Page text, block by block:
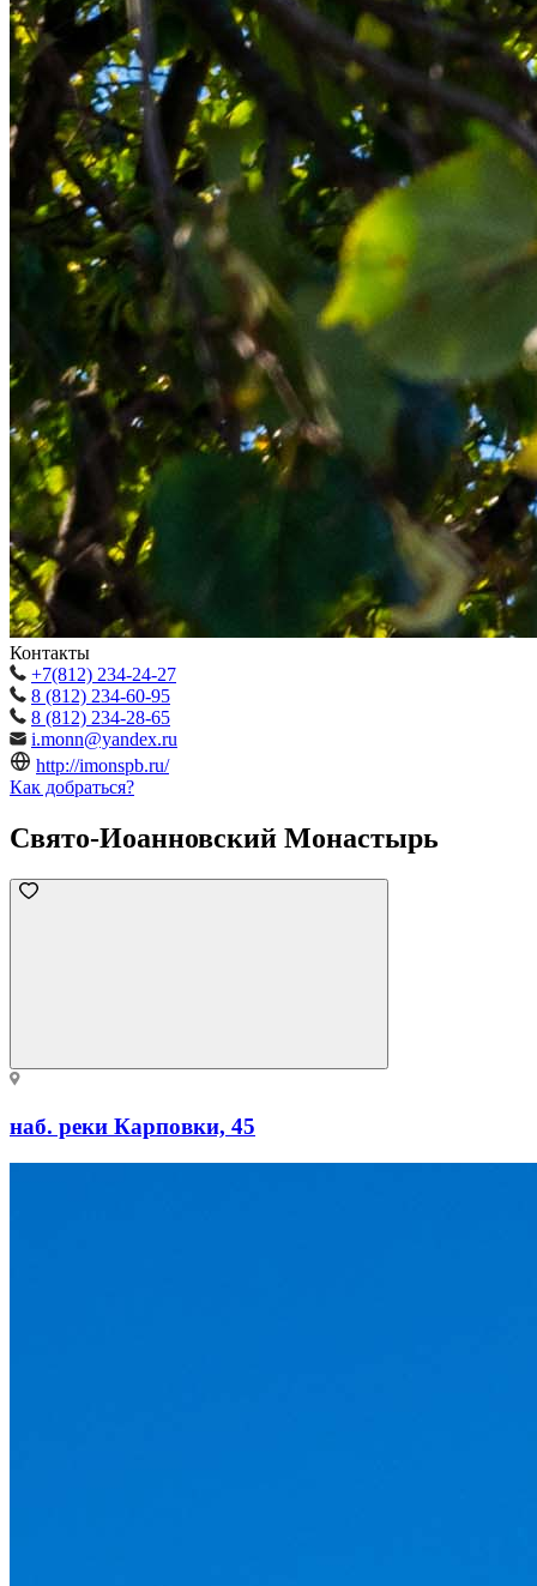
Контакты
+7(812) 234-24-27
8 (812) 234-60-95
8 (812) 234-28-65
i.monn@yandex.ru
http://imonspb.ru/
Как добраться?
Свято-Иоанновский Монастырь
наб. реки Карповки, 45